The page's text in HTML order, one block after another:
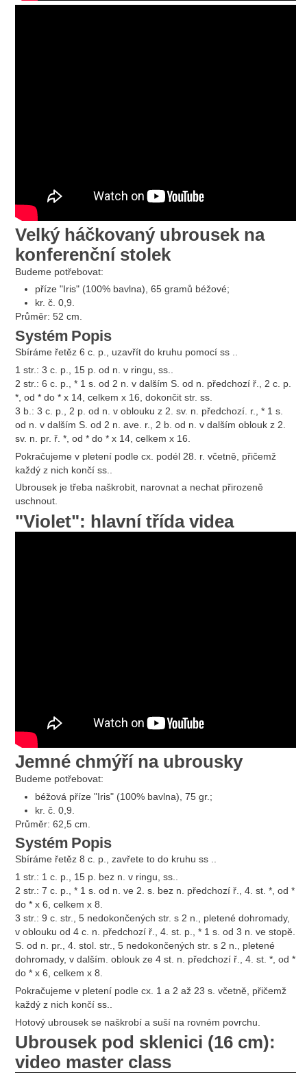
Velký háčkovaný ubrousek na
konferenční stolek
Budeme potřebovat:
příze "Iris" (100% bavlna), 65 gramů béžové;
kr. č. 0,9.
Průměr: 52 cm.
Systém Popis
Sbíráme řetěz 6 c. p., uzavřít do kruhu pomocí ss ..
1 str.: 3 c. p., 15 p. od n. v ringu, ss..
2 str.: 6 c. p., * 1 s. od 2 n. v dalším S. od n. předchozí ř., 2 c. p.
*, od * do * x 14, celkem x 16, dokončit str. ss.
3 b.: 3 c. p., 2 p. od n. v oblouku z 2. sv. n. předchozí. r., * 1 s.
od n. v dalším S. od 2 n. ave. r., 2 b. od n. v dalším oblouk z 2.
sv. n. pr. ř. *, od * do * x 14, celkem x 16.
Pokračujeme v pletení podle cx. podél 28. r. včetně, přičemž
každý z nich končí ss..
Ubrousek je třeba naškrobit, narovnat a nechat přirozeně
uschnout.
"Violet": hlavní třída videa
Jemné chmýří na ubrousky
Budeme potřebovat:
béžová příze "Iris" (100% bavlna), 75 gr.;
kr. č. 0,9.
Průměr: 62,5 cm.
Systém Popis
Sbíráme řetěz 8 c. p., zavřete to do kruhu ss ..
1 str.: 1 c. p., 15 p. bez n. v ringu, ss..
2 str.: 7 c. p., * 1 s. od n. ve 2. s. bez n. předchozí ř., 4. st. *, od *
do * x 6, celkem x 8.
3 str.: 9 c. str., 5 nedokončených str. s 2 n., pletené dohromady,
v oblouku od 4 c. n. předchozí ř., 4. st. p., * 1 s. od 3 n. ve stopě.
S. od n. pr., 4. stol. str., 5 nedokončených str. s 2 n., pletené
dohromady, v dalším. oblouk ze 4 st. n. předchozí ř., 4. st. *, od *
do * x 6, celkem x 8.
Pokračujeme v pletení podle cx. 1 a 2 až 23 s. včetně, přičemž
každý z nich končí ss..
Hotový ubrousek se naškrobí a suší na rovném povrchu.
Ubrousek pod sklenici (16 cm):
video master class